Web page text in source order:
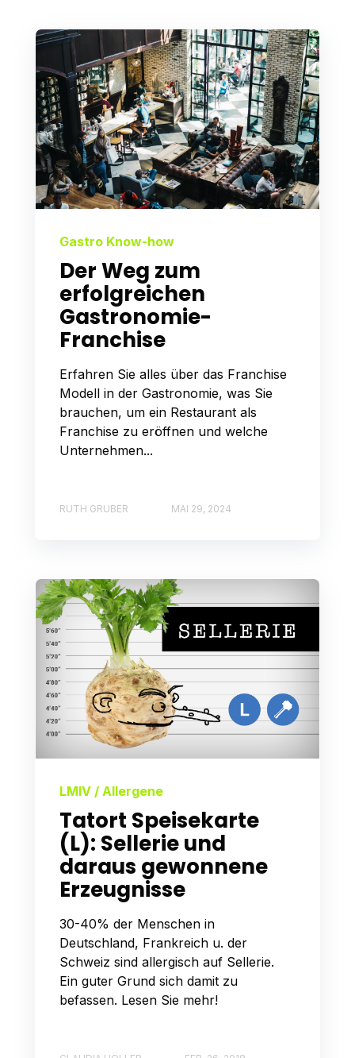
Gastro Know-how
Der Weg zum
erfolgreichen
Gastronomie-
Franchise
Erfahren Sie alles über das Franchise
Modell in der Gastronomie, was Sie
brauchen, um ein Restaurant als
Franchise zu eröffnen und welche
Unternehmen...
RUTH GRUBER MAI 29, 2024
LMIV / Allergene
Tatort Speisekarte
(L): Sellerie und
daraus gewonnene
Erzeugnisse
30-40% der Menschen in
Deutschland, Frankreich u. der
Schweiz sind allergisch auf Sellerie.
Ein guter Grund sich damit zu
befassen. Lesen Sie mehr!